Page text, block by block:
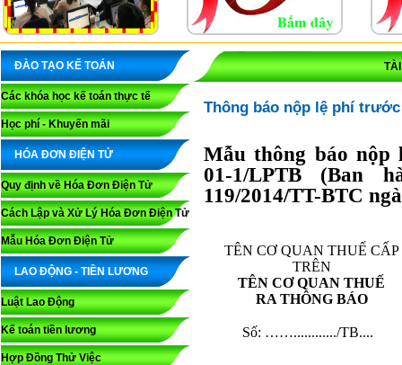
ĐÀO TẠO KẾ TOÁN
Các khóa học kế toán thực tế
Học phí - Khuyến mãi
HÓA ĐƠN ĐIỆN TỬ
Quy định về Hóa Đơn Điện Tử
Cách Lập và Xử Lý Hóa Đơn Điện Tử
Mẫu Hóa Đơn Điện Tử
LAO ĐỘNG - TIỀN LƯƠNG
Luật Lao Động
Kế toán tiền lương
Hợp Đồng Thử Việc
Thông báo nộp lệ phí trước
Mẫu thông báo
01-1/LPTB (Ban
119/2014/TT-BTC
TÊN CƠ QUAN THUẾ CẤP
TRÊN
TÊN CƠ QUAN THUẾ
RA THÔNG BÁO
Số: ……............/TB....